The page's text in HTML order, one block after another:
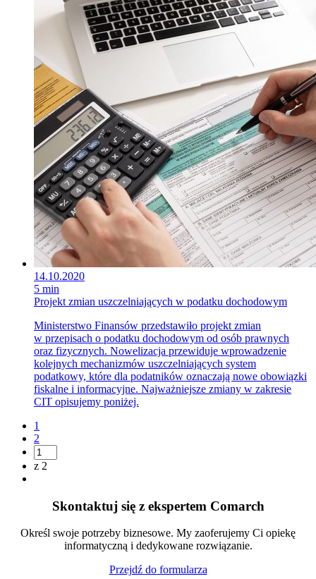
14.10.2020
5 min
Projekt zmian uszczelniających w podatku dochodowym
Ministerstwo Finansów przedstawiło projekt zmian
w przepisach o podatku dochodowym od osób prawnych
oraz fizycznych. Nowelizacja przewiduje wprowadzenie
kolejnych mechanizmów uszczelniających system
podatkowy, które dla podatników oznaczają nowe obowiązki
fiskalne i informacyjne. Najważniejsze zmiany w zakresie
CIT opisujemy poniżej.
1
2
z 2
Skontaktuj się z ekspertem Comarch
Określ swoje potrzeby biznesowe. My zaoferujemy Ci opiekę
informatyczną i dedykowane rozwiązanie.
Przejdź do formularza